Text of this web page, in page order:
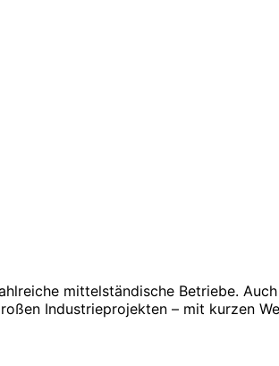
mittelständische Betriebe.
Industrieprojekten – mit kurzen